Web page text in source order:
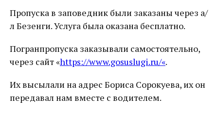
Пропуска в заповедник были заказаны через а/
л Безенги. Услуга была оказана бесплатно.
Погранпропуска заказывали самостоятельно,
через сайт «https://www.gosuslugi.ru/«.
Их высылали на адрес Бориса Сорокуева, их он
передавал нам вместе с водителем.